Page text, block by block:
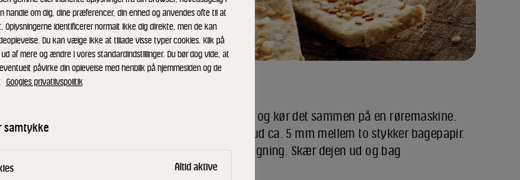
Bland hvedemel, rugmel, smør, olie og salt og kør det sammen på en røremaskine.
Tilsæt vand og kør videre. Rul dejen tyndt ud ca. 5 mm mellem to stykker bagepapir.
Drys dejen med hørfrø og havsalt inden bagning. Skær dejen ud og bag
handle om dig, dine præferencer, din enhed og anvendes ofte til at
identificerer normalt ikke dig direkte, men de kan
Du kan vælge ikke at tillade visse typer cookies. Klik på
af mere og ændre i vores standardindstillinger. Du bør dog vide, at
påvirke din oplevelse med henblik på hjemmesiden og de
Googles privatlivspolitik
samtykke
Altid aktive